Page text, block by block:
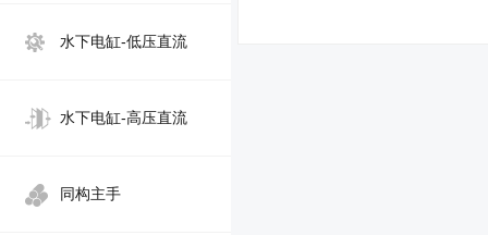
水下电缸-低压直流
水下电缸-高压直流
同构主手